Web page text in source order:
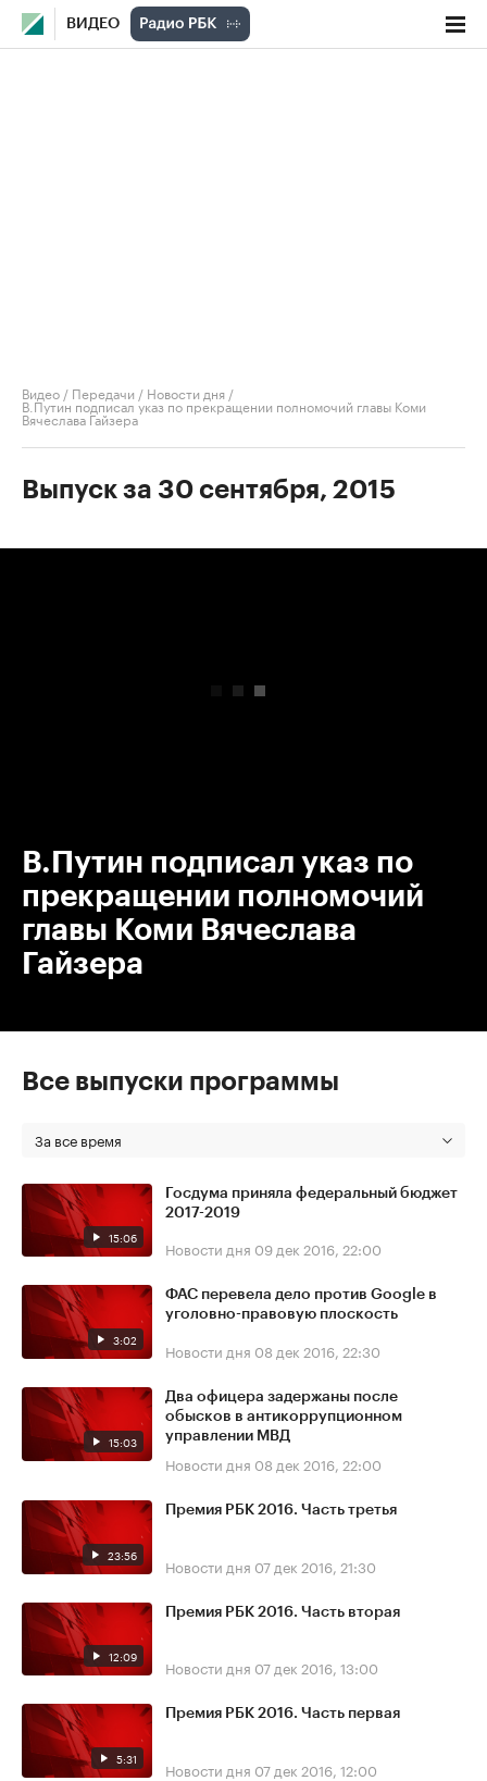
ВИДЕО
Видео / Передачи / Новости дня /
В.Путин подписал указ по прекращении полномочий главы Коми
Вячеслава Гайзера
Выпуск за 30 сентября, 2015
В.Путин подписал указ по
прекращении полномочий
главы Коми Вячеслава
Гайзера
Все выпуски программы
За все время
15:06
Госдума приняла федеральный бюджет
2017-2019
Новости дня 09 дек 2016, 22:00
3:02
ФАС перевела дело против Google в
уголовно-правовую плоскость
Новости дня 08 дек 2016, 22:30
15:03
Два офицера задержаны после
обысков в антикоррупционном
управлении МВД
Новости дня 08 дек 2016, 22:00
23:56
Премия РБК 2016. Часть третья
Новости дня 07 дек 2016, 21:30
12:09
Премия РБК 2016. Часть вторая
Новости дня 07 дек 2016, 13:00
5:31
Премия РБК 2016. Часть первая
Новости дня 07 дек 2016, 12:00